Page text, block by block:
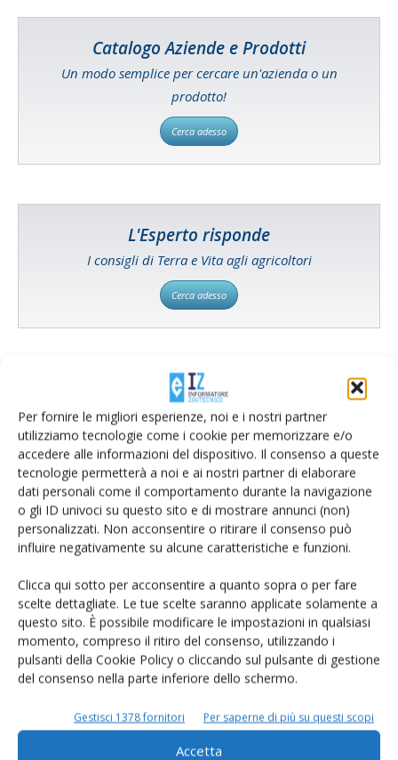
Per fornire le migliori esperienze, noi e i nostri partner
utilizziamo tecnologie come i cookie per memorizzare e/o
accedere alle informazioni del dispositivo. Il consenso a queste
tecnologie permetterà a noi e ai nostri partner di elaborare
dati personali come il comportamento durante la navigazione
o gli ID univoci su questo sito e di mostrare annunci (non)
personalizzati. Non acconsentire o ritirare il consenso può
influire negativamente su alcune caratteristiche e funzioni.
Clicca qui sotto per acconsentire a quanto sopra o per fare
scelte dettagliate. Le tue scelte saranno applicate solamente a
questo sito. È possibile modificare le impostazioni in qualsiasi
momento, compreso il ritiro del consenso, utilizzando i
pulsanti della Cookie Policy o cliccando sul pulsante di gestione
del consenso nella parte inferiore dello schermo.
Gestisci 1378 fornitori Per saperne di più su questi scopi
Accetta
Catalogo Aziende e Prodotti
Un modo semplice per cercare un'azienda o un
prodotto!
Cerca adesso
L'Esperto risponde
I consigli di Terra e Vita agli agricoltori
Cerca adesso
Rimani aggiornato sul mondo
dell’agricoltura
Iscriviti alle nostre newsletter